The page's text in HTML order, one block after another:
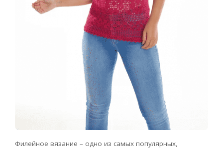
Филейное вязание – одно из самых популярных,